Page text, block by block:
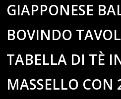
GIAPPONESE
BOVINDO
TABELLA DI TÈ
MASSELLO CON